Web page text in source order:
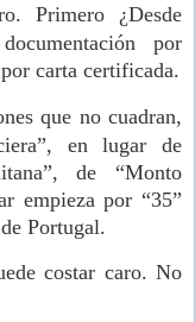
Primero ¿Desde
por
carta certificada.
que no cuadran,
en lugar de
de “Monto
empieza por “35”
Portugal.
costar caro. No